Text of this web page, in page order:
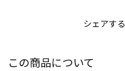
シェアする
この商品について